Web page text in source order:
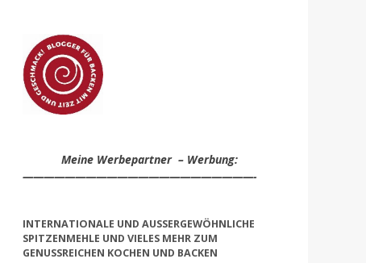
Meine Werbepartner – Werbung:
——————————————————————-
INTERNATIONALE UND AUSSERGEWÖHNLICHE S
PITZENMEHLE UND VIELES MEHR ZUM G
ENUSSREICHEN KOCHEN UND BACKEN